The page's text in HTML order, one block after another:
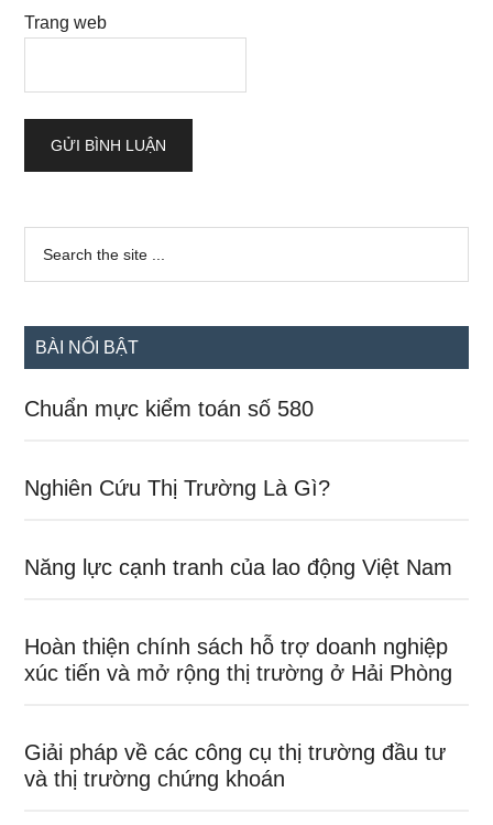
Trang web
Sidebar
chính
...
BÀI NỔI BẬT
Chuẩn mực kiểm toán số 580
Nghiên Cứu Thị Trường Là Gì?
Năng lực cạnh tranh của lao động Việt Nam
Hoàn thiện chính sách hỗ trợ doanh nghiệp
xúc tiến và mở rộng thị trường ở Hải Phòng
Giải pháp về các công cụ thị trường đầu tư
và thị trường chứng khoán